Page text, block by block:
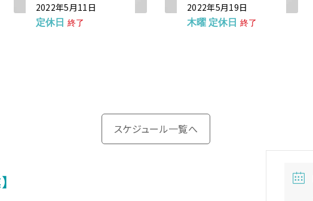
2022年5月11日
定休日 終了
2022年5月19日
木曜 定休日 終了
スケジュール一覧へ